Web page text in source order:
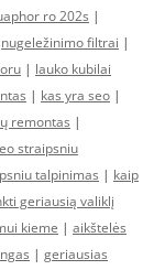
ro 202s |
nugeležinimo filtrai |
| lauko kubilai
| kas yra seo |
remontas |
straipsniu
talpinimas | kaip
geriausią valiklį
kieme | aikštelės
| geriausias